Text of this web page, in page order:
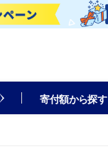
寄付額から探す